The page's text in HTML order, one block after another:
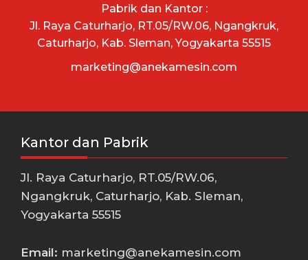
Pabrik dan Kantor :
Jl. Raya Caturharjo, RT.05/RW.06, Ngangkruk,
Caturharjo, Kab. Sleman, Yogyakarta 55515
marketing@anekamesin.com
Kantor dan Pabrik
Jl. Raya Caturharjo, RT.05/RW.06,
Ngangkruk, Caturharjo, Kab. Sleman,
Yogyakarta 55515
Email: marketing@anekamesin.com